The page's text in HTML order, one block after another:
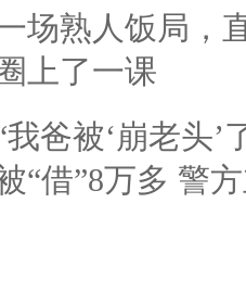
场熟人饭局，
上了一课
爸被‘崩老头’
“借”8万多 警